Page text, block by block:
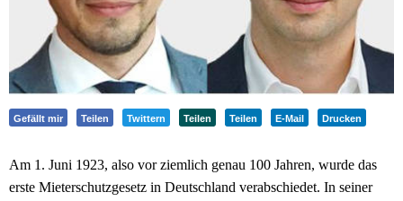
Gefällt mir Teilen Twittern Teilen Teilen E-Mail Drucken
Am 1. Juni 1923, also vor ziemlich genau 100 Jahren, wurde das
erste Mieterschutzgesetz in Deutschland verabschiedet. In seiner